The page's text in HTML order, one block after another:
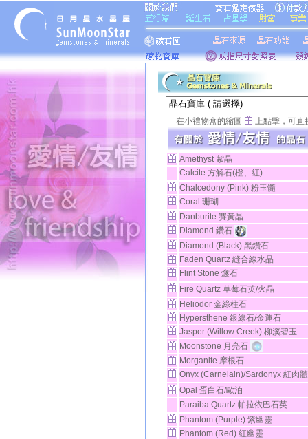
在小禮物盒的縮圖 上點擊，可
Amethyst 紫晶
Calcite 方解石(橙、紅)
Chalcedony (Pink) 粉玉髓
Coral 珊瑚
Danburite 賽黃晶
Diamond 鑽石
Diamond (Black) 黑鑽石
Faden Quartz 縫合線水晶
Flint Stone 燧石
Fire Quartz 草莓石英/火晶
Heliodor 金綠柱石
Hypersthene 銀線石/金運石
Jasper (Willow Creek) 柳溪碧玉
Moonstone 月亮石
Morganite 摩根石
Onyx (Carnelain)/Sardonyx 紅肉
Opal 蛋白石/歐泊
Paraiba Quartz 帕拉依巴石英
Phantom (Purple) 紫幽靈
Phantom (Red) 紅幽靈